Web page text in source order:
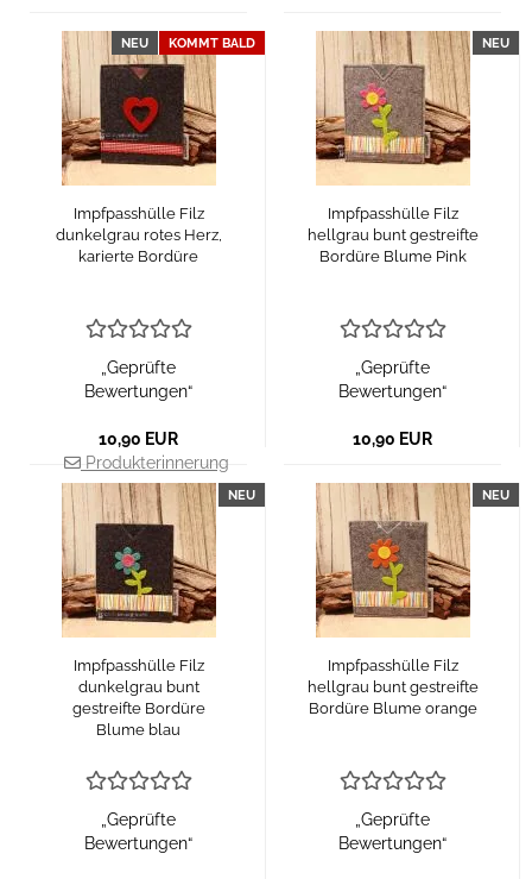
NEU KOMMT BALD
Impfpasshülle Filz
dunkelgrau rotes Herz,
karierte Bordüre
„Geprüfte
Bewertungen“
10,90 EUR
Produkterinnerung
NEU
Impfpasshülle Filz
hellgrau bunt gestreifte
Bordüre Blume Pink
„Geprüfte
Bewertungen“
10,90 EUR
NEU
Impfpasshülle Filz
dunkelgrau bunt
gestreifte Bordüre
Blume blau
„Geprüfte
Bewertungen“
NEU
Impfpasshülle Filz
hellgrau bunt gestreifte
Bordüre Blume orange
„Geprüfte
Bewertungen“